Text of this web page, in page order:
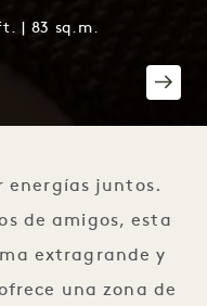
| 83 sq.m.
energías juntos.
de amigos, esta
extragrande y
una zona de